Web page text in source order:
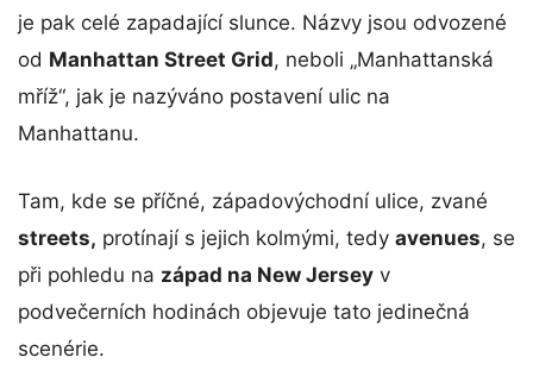
je pak celé zapadající slunce. Názvy jsou odvozené
od Manhattan Street Grid, neboli „Manhattanská
mříž“, jak je nazýváno postavení ulic na
Manhattanu.
Tam, kde se příčné, západovýchodní ulice, zvané
streets, protínají s jejich kolmými, tedy avenues, se
při pohledu na západ na New Jersey v
podvečerních hodinách objevuje tato jedinečná
scenérie.